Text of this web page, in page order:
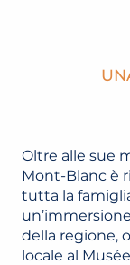
Oltre alle sue
Mont-Blanc è
tutta la
della regione,
locale al